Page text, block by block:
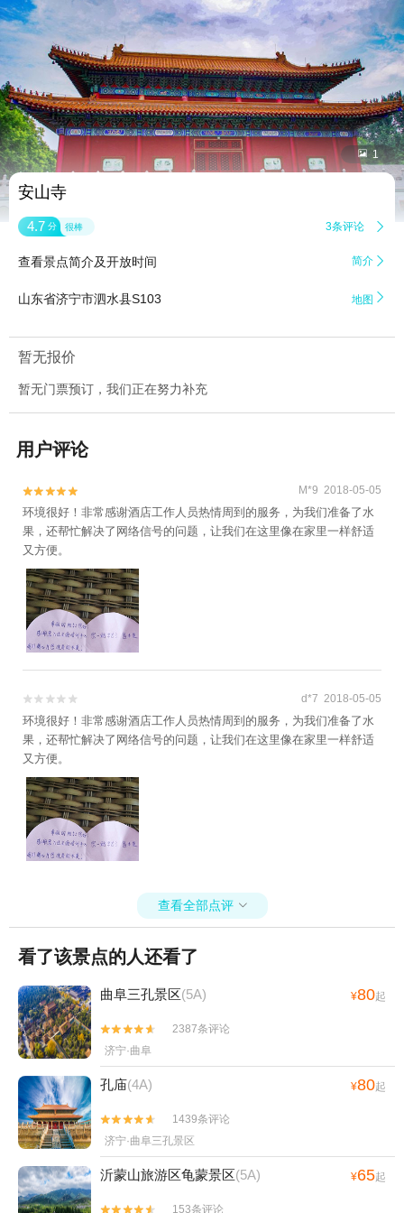
 1
安山寺
4.7 分 很棒 3条评论 
查看景点简介及开放时间 简介 
山东省济宁市泗水县S103 地图 
暂无报价
暂无门票预订，我们正在努力补充
用户评论

 M*9 2018-05-05
环境很好！非常感谢酒店工作人员热情周到的服务，为我们准备了水
果，还帮忙解决了网络信号的问题，让我们在这里像在家里一样舒适
又方便。

 d*7 2018-05-05
环境很好！非常感谢酒店工作人员热情周到的服务，为我们准备了水
果，还帮忙解决了网络信号的问题，让我们在这里像在家里一样舒适
又方便。
查看全部点评 
看了该景点的人还看了
曲阜三孔景区(5A) ¥80起


2387条评论
济宁·曲阜
孔庙(4A) ¥80起


1439条评论
济宁·曲阜三孔景区
沂蒙山旅游区龟蒙景区(5A) ¥65起

 153条评论
